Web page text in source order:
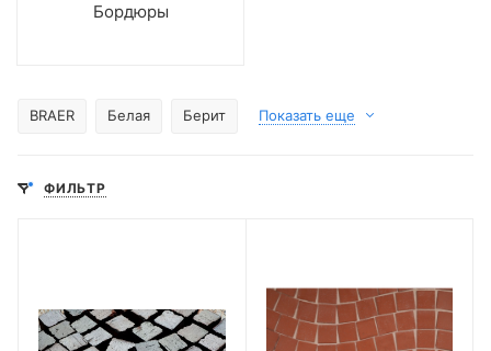
Бордюры
BRAER Белая Берит Показать еще
ФИЛЬТР